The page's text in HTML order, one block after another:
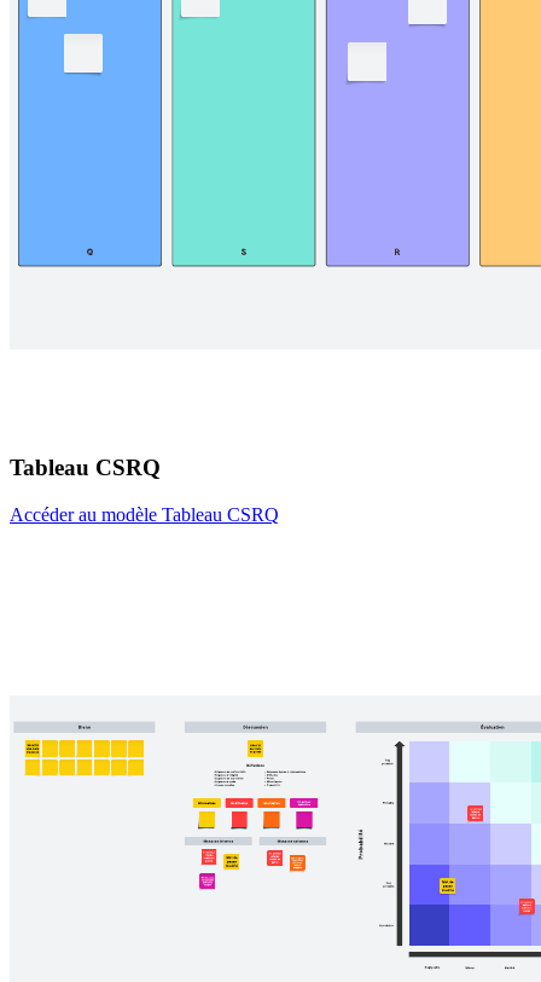
Tableau CSRQ
Accéder au modèle Tableau CSRQ